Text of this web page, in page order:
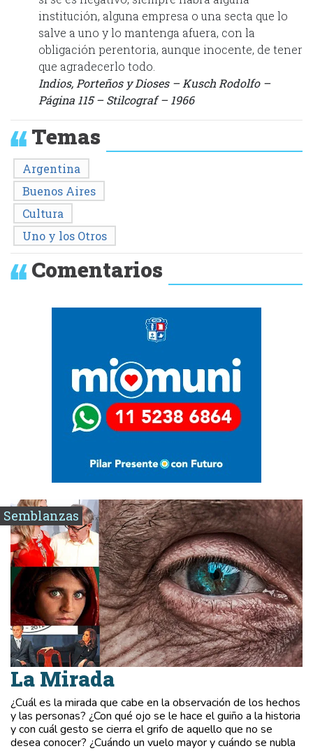
institución, alguna empresa o una secta que lo
salve a uno y lo mantenga afuera, con la
obligación perentoria, aunque inocente, de tener
que agradecerlo todo.
Indios, Porteños y Dioses – Kusch Rodolfo –
Página 115 – Stilcograf – 1966
Temas
Argentina
Buenos Aires
Cultura
Uno y los Otros
Comentarios
Semblanzas
La Mirada
¿Cuál es la mirada que cabe en la observación de los hechos
y las personas? ¿Con qué ojo se le hace el guiño a la historia
y con cuál gesto se cierra el grifo de aquello que no se
desea conocer? ¿Cuándo un vuelo mayor y cuándo se nubla